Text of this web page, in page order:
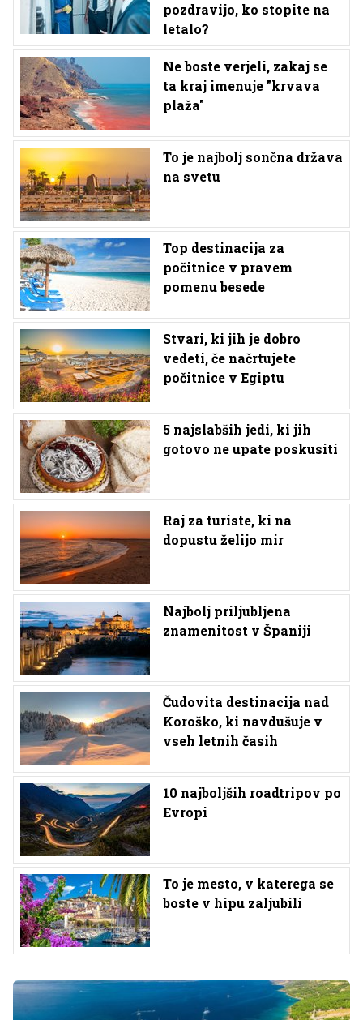
pozdravijo, ko stopite na
letalo?
Ne boste verjeli, zakaj se
ta kraj imenuje "krvava
plaža"
To je najbolj sončna država
na svetu
Top destinacija za
počitnice v pravem
pomenu besede
Stvari, ki jih je dobro
vedeti, če načrtujete
počitnice v Egiptu
5 najslabših jedi, ki jih
gotovo ne upate poskusiti
Raj za turiste, ki na
dopustu želijo mir
Najbolj priljubljena
znamenitost v Španiji
Čudovita destinacija nad
Koroško, ki navdušuje v
vseh letnih časih
10 najboljših roadtripov po
Evropi
To je mesto, v katerega se
boste v hipu zaljubili